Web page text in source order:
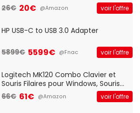
26€ 20€ @Amazon voir l'offre
HP USB-C to USB 3.0 Adapter
5899€ 5599€ @Fnac voir l'offre
Logitech MK120 Combo Clavier et
Souris Filaires pour Windows, Souris
Optique Filaire, Connexion USB Plug
And Play, Confortable, Taille
66€ 61€ @Amazon voir l'offre